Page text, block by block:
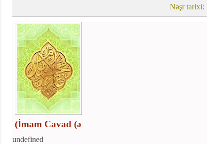
Nəşr tarixi:
(İmam Cavad (ə
undefined